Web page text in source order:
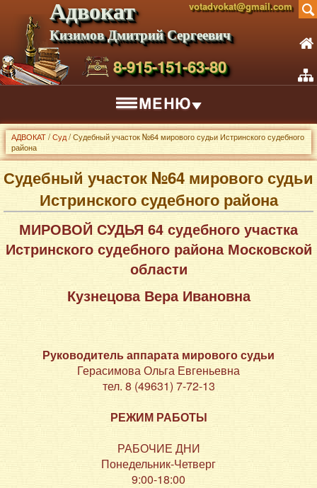
Адвокат
Кизимов Дмитрий Сергеевич
8-915-151-63-80
votadvokat@gmail.com
АДВОКАТ/Суд/ Судебный участок №64 мирового судьи Истринского судебного
района
Судебный участок №64 мирового судьи
Истринского судебного района
МИРОВОЙ СУДЬЯ 64 судебного участка
Истринского судебного района Московской
области
Кузнецова Вера Ивановна
Руководитель аппарата мирового судьи
Герасимова Ольга Евгеньевна
тел. 8 (49631) 7-72-13
РЕЖИМ РАБОТЫ
РАБОЧИЕ ДНИ
Понедельник-Четверг
9:00-18:00